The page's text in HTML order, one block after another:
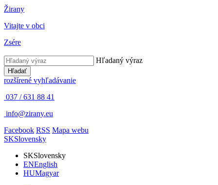
Žirany
Vitajte v obci
Zsére
Hľadaný výraz
Hľadať
rozšírené vyhľadávanie
037 / 631 88 41
info@zirany.eu
Facebook RSS Mapa webu
SKSlovensky
SKSlovensky
ENEnglish
HUMagyar